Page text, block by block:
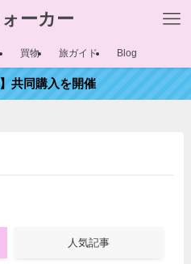
ーカー
買物 旅ガイド Blog
共同購入を開催
人気記事